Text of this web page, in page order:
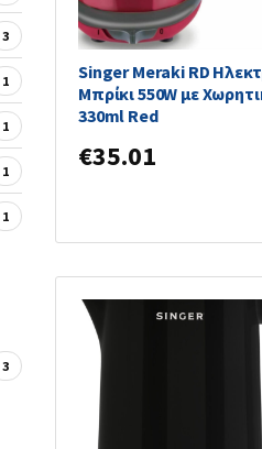
Singer Meraki RD
Μπρίκι 550W με
330ml Red
€35.01
3
1
1
1
1
3